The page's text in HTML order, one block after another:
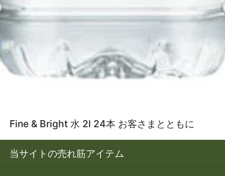
Fine & Bright 水 2l 24本 お客さまとともに
当サイトの売れ筋アイテム